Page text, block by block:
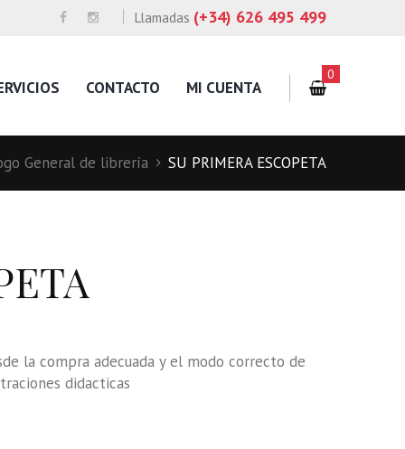
Llamadas (+34) 626 495 499
CONTACTO MI CUENTA
0
General de librería SU PRIMERA ESCOPETA
la compra adecuada y el modo correcto de
didacticas